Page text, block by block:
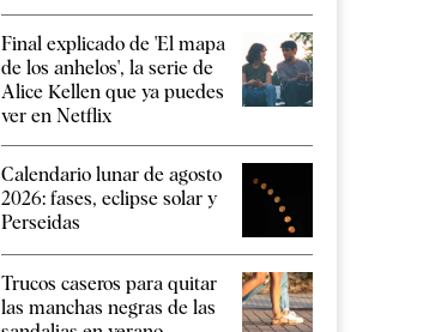
Final explicado de 'El mapa
de los anhelos', la serie de
Alice Kellen que ya puedes
ver en Netflix
Calendario lunar de agosto
2026: fases, eclipse solar y
Perseidas
Trucos caseros para quitar
las manchas negras de las